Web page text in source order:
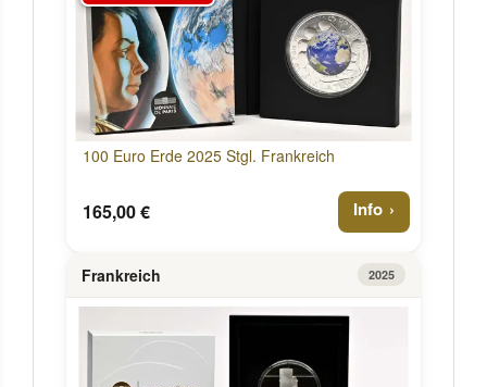
100 Euro Erde 2025 Stgl. Frankreich
165,00 € Info
Frankreich 2025